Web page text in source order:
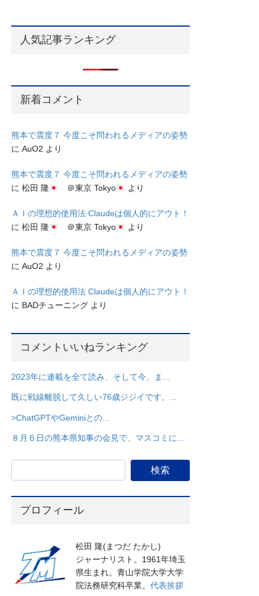
人気記事ランキング
新着コメント
熊本で震度７ 今度こそ問われるメディアの姿勢
にAuO2 より
熊本で震度７ 今度こそ問われるメディアの姿勢
に松田 隆 ＠東京 Tokyo より
ＡＩの理想的使用法 Claudeは個人的にアウト！
に松田 隆 ＠東京 Tokyo より
熊本で震度７ 今度こそ問われるメディアの姿勢
にAuO2 より
ＡＩの理想的使用法 Claudeは個人的にアウト！
に BADチューニング より
コメントいいねランキング
2023年に連載を全て読み、そして今、ま...
既に戦線離脱して久しい76歳ジジイです。...
>ChatGPTやGeminiとの...
８月６日の熊本県知事の会見で、マスコミに...
プロフィール
松田 隆(まつだ たかし)
ジャーナリスト。1961年埼玉
県生まれ。青山学院大学大学
院法務研究科卒業。代表挨拶